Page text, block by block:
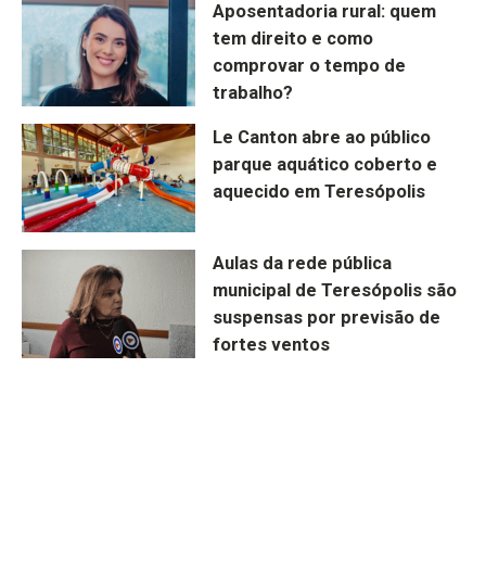
Aposentadoria rural: quem
tem direito e como
comprovar o tempo de
trabalho?
Le Canton abre ao público
parque aquático coberto e
aquecido em Teresópolis
Aulas da rede pública
municipal de Teresópolis são
suspensas por previsão de
fortes ventos